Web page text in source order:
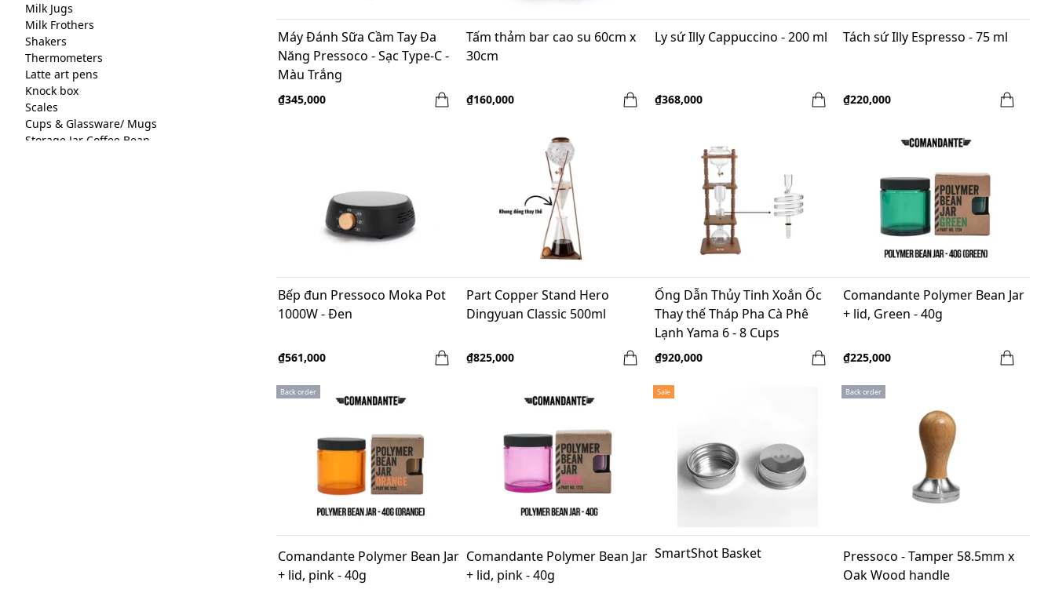
Milk Jugs
Milk Frothers
Shakers
Thermometers
Latte art pens
Knock box
Scales
Cups & Glassware/ Mugs
Storage Jar Coffee Bean
Máy Đánh Sữa Cầm Tay Đa
Năng Pressoco - Sạc Type-C -
Màu Trắng
₫345,000
Tấm thảm bar cao su 60cm x
30cm
₫160,000
Ly sứ Illy Cappuccino - 200 ml
₫368,000
Tách sứ Illy Espresso - 75 ml
₫220,000
Bếp đun Pressoco Moka Pot
1000W - Đen
₫561,000
Part Copper Stand Hero
Dingyuan Classic 500ml
₫825,000
Ống Dẫn Thủy Tinh Xoắn Ốc
Thay thế Tháp Pha Cà Phê
Lạnh Yama 6 - 8 Cups
₫920,000
Comandante Polymer Bean Jar
+ lid, Green - 40g
₫225,000
Back order
Comandante Polymer Bean Jar
+ lid, pink - 40g
Comandante Polymer Bean Jar
+ lid, pink - 40g
Sale
SmartShot Basket
Back order
Pressoco - Tamper 58.5mm x
Oak Wood handle